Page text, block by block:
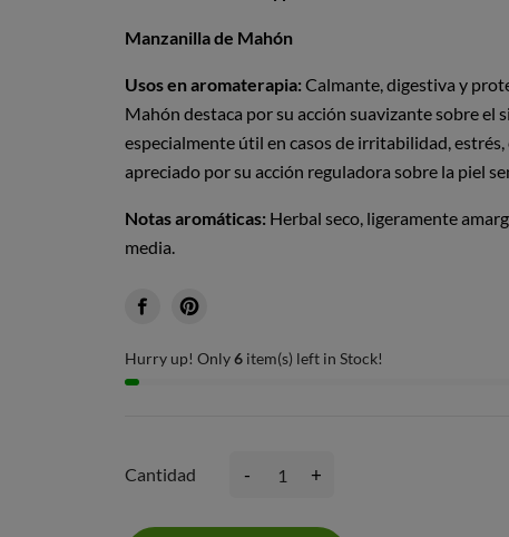
Manzanilla de Mahón
Usos en aromaterapia: Calmante, digestiva y
Mahón destaca por su acción suavizante sobre el
especialmente útil en casos de irritabilidad,
apreciado por su acción reguladora sobre la piel
Notas aromáticas: Herbal seco, ligeramente
media.
Hurry up! Only6 item(s) left in Stock!
Cantidad - +